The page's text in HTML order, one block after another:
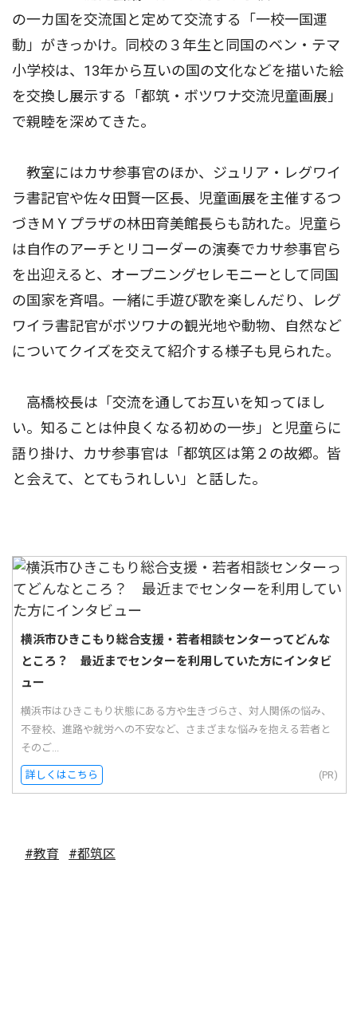
の一カ国を交流国と定めて交流する「一校一国運
動」がきっかけ。同校の３年生と同国のベン・テマ
小学校は、13年から互いの国の文化などを描いた絵
を交換し展示する「都筑・ボツワナ交流児童画展」
で親睦を深めてきた。
教室にはカサ参事官のほか、ジュリア・レグワイ
ラ書記官や佐々田賢一区長、児童画展を主催するつ
づきＭＹプラザの林田育美館長らも訪れた。児童ら
は自作のアーチとリコーダーの演奏でカサ参事官ら
を出迎えると、オープニングセレモニーとして同国
の国家を斉唱。一緒に手遊び歌を楽しんだり、レグ
ワイラ書記官がボツワナの観光地や動物、自然など
についてクイズを交えて紹介する様子も見られた。
高橋校長は「交流を通してお互いを知ってほし
い。知ることは仲良くなる初めの一歩」と児童らに
語り掛け、カサ参事官は「都筑区は第２の故郷。皆
と会えて、とてもうれしい」と話した。
横浜市ひきこもり総合支援・若者相談センターってどんな
ところ？ 最近までセンターを利用していた方にインタビ
ュー
横浜市はひきこもり状態にある方や生きづらさ、対人関係の悩み、
不登校、進路や就労への不安など、さまざまな悩みを抱える若者と
そのご...
詳しくはこちら (PR)
#教育 #都筑区